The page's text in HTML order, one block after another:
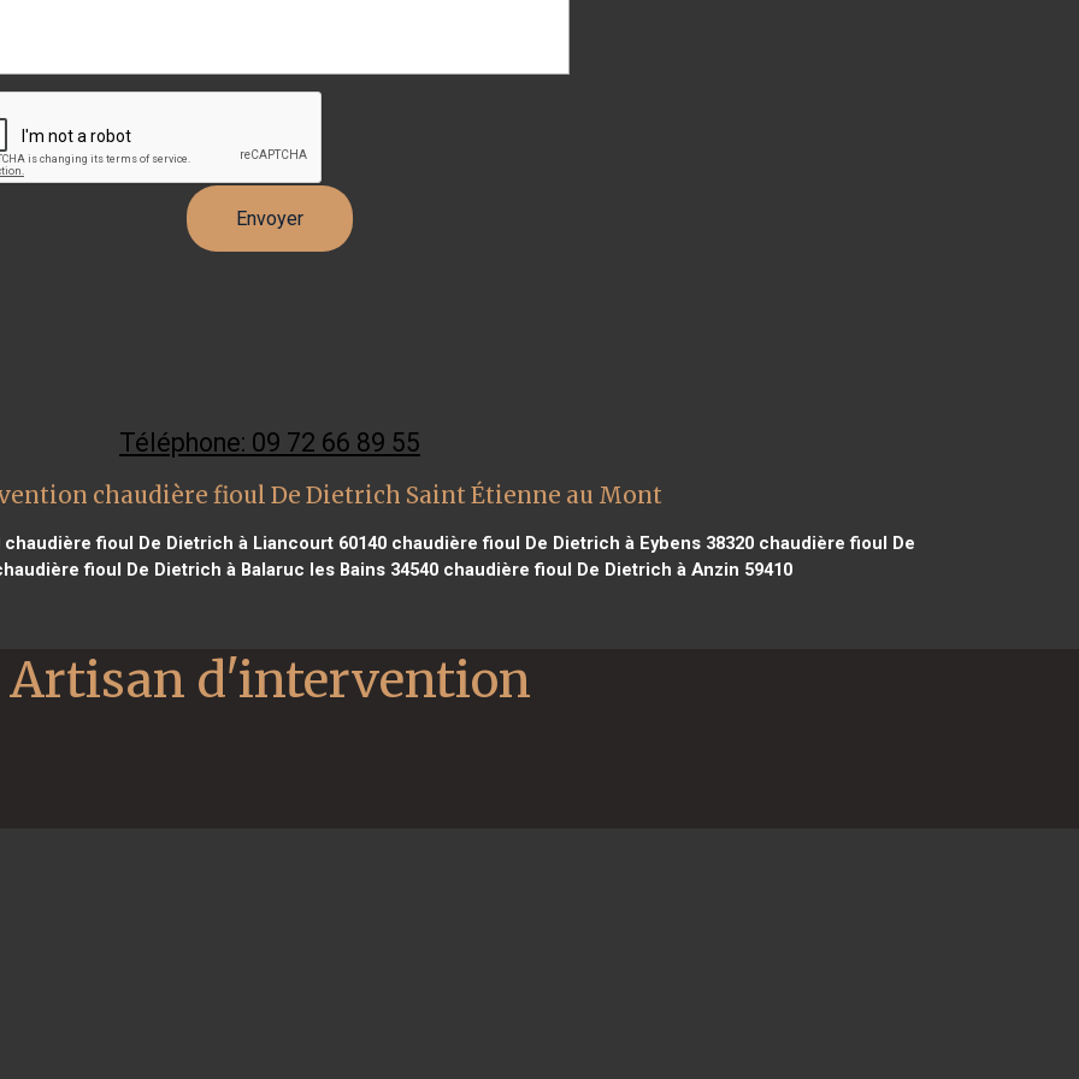
Téléphone: 09 72 66 89 55
chaudière fioul De Dietrich Saint Étienne au Mont
chaudière fioul De Dietrich à Liancourt 60140chaudière fioul De Dietrich à Eybens 38320chaudière fioul De
fioul De Dietrich à Balaruc les Bains 34540 chaudière fioul De Dietrich à Anzin 59410
Artisan d'intervention